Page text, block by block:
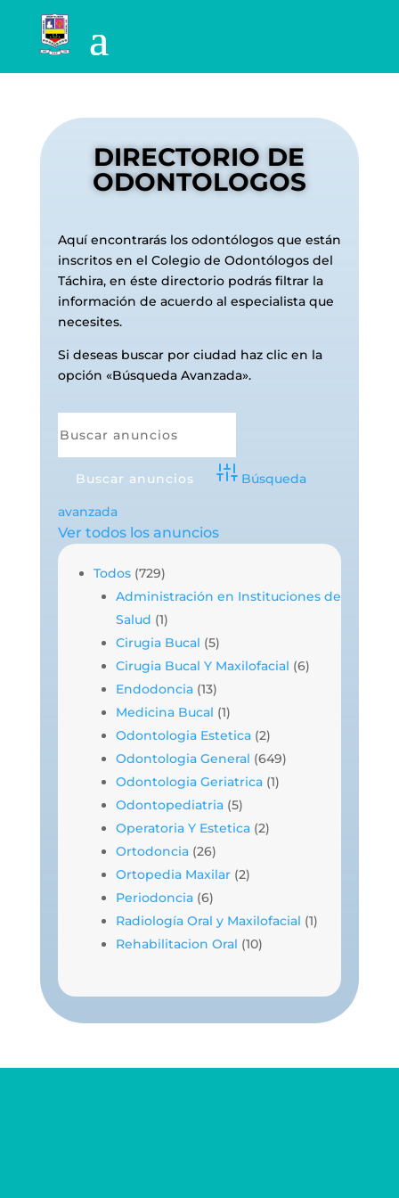
DIRECTORIO DE
ODONTOLOGOS
Aquí encontrarás los odontólogos que están
inscritos en el Colegio de Odontólogos del
Táchira, en éste directorio podrás filtrar la
información de acuerdo al especialista que
necesites.
Si deseas buscar por ciudad haz clic en la
opción «Búsqueda Avanzada».
Búsqueda
avanzada
Ver todos los anuncios
Todos(729)
Administración en Instituciones de
Salud (1)
Cirugia Bucal (5)
Cirugia Bucal Y Maxilofacial (6)
Endodoncia(13)
Medicina Bucal (1)
Odontologia Estetica(2)
Odontologia General (649)
Odontologia Geriatrica(1)
Odontopediatria(5)
Operatoria Y Estetica(2)
Ortodoncia(26)
Ortopedia Maxilar(2)
Periodoncia(6)
Radiología Oral y Maxilofacial (1)
Rehabilitacion Oral (10)